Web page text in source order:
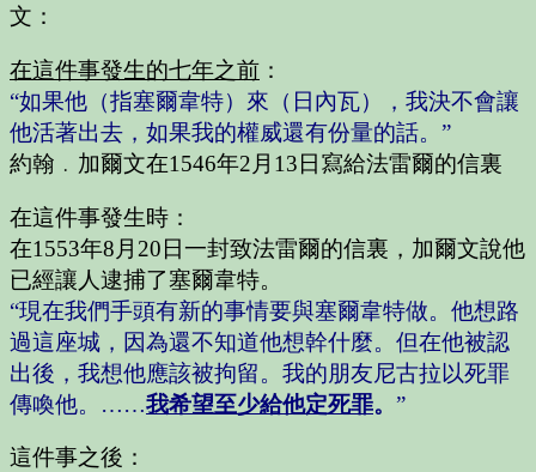
文：
在這件事發生的七年之前 ：
“如果他（指塞爾韋特）來（日內瓦），我決不會讓
他活著出去，如果我的權威還有份量的話。”
約翰﹒加爾文在1546年2月13日寫給法雷爾的信裏
在這件事發生時：
在1553年8月20日一封致法雷爾的信裏，加爾文說他
已經讓人逮捕了塞爾韋特。
“現在我們手頭有新的事情要與塞爾韋特做。他想路
過這座城，因為還不知道他想幹什麼。但在他被認
出後，我想他應該被拘留。我的朋友尼古拉以死罪
傳喚他。……我希望至少給他定死罪。 ”
這件事之後：